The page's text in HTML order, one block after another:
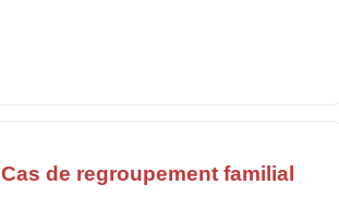
Cas de regroupement familial